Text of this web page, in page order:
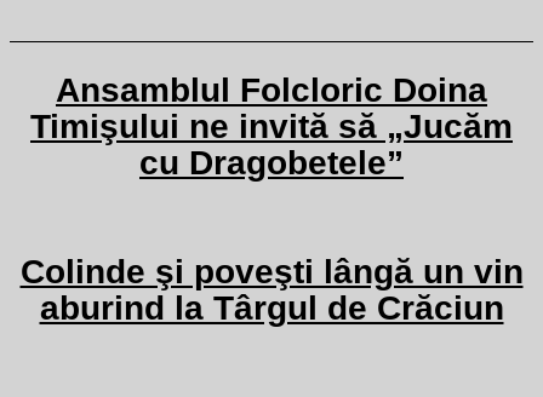
Ansamblul Folcloric Doina
Timişului ne invită să „Jucăm
cu Dragobetele”
Colinde şi poveşti lângă un vin
aburind la Târgul de Crăciun